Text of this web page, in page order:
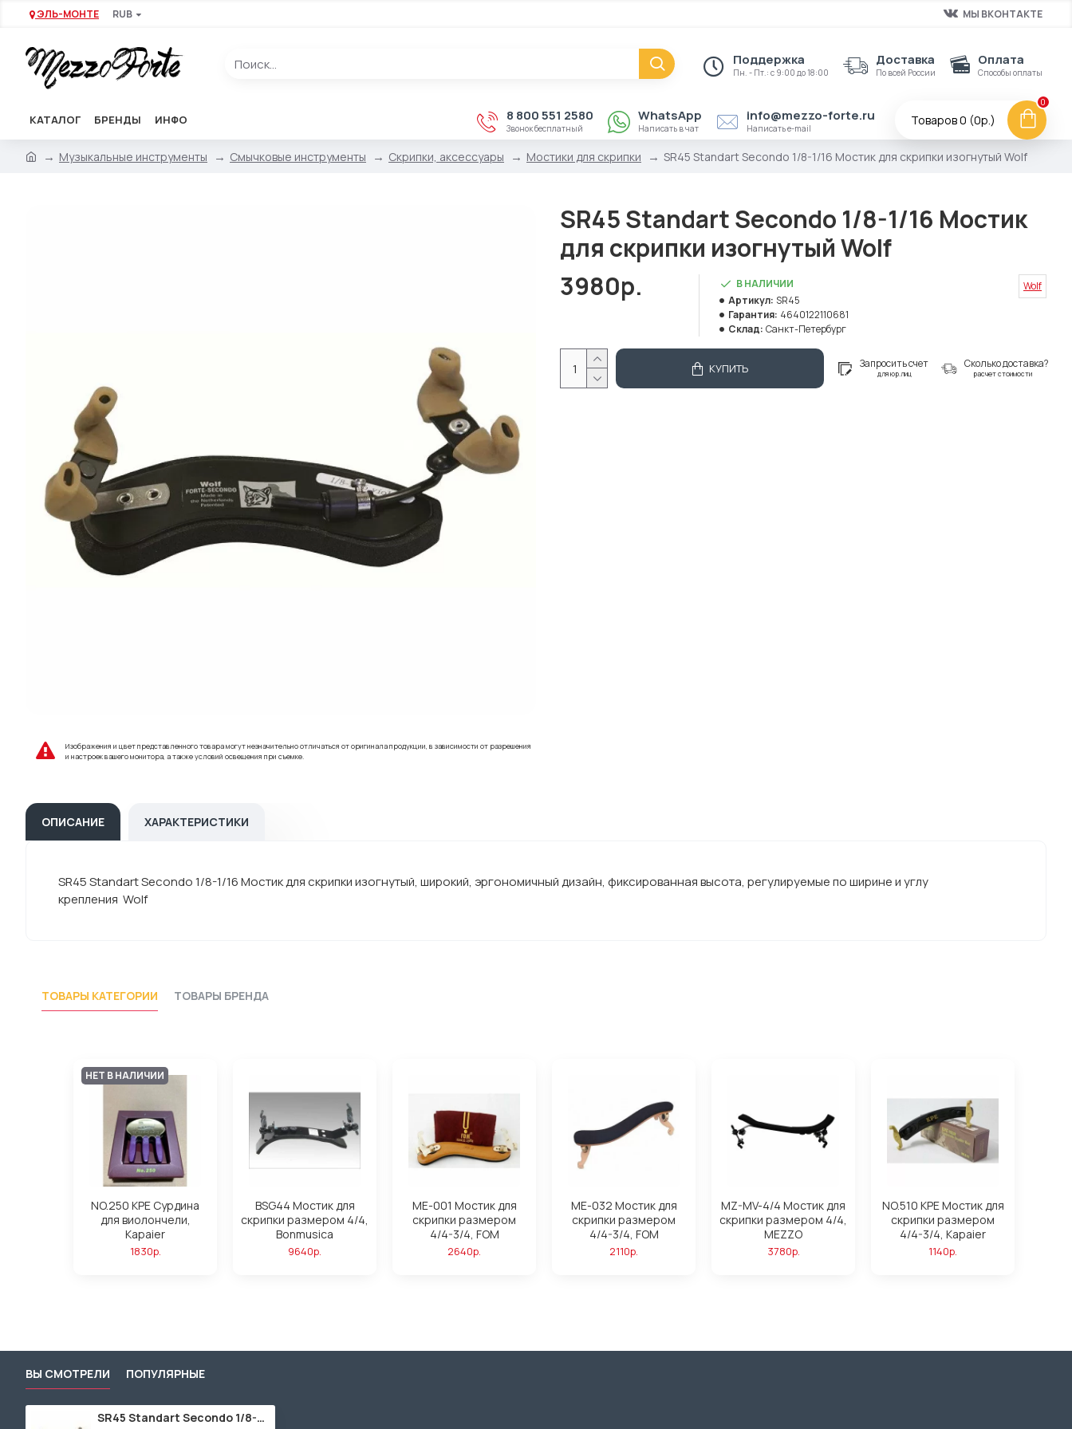
ЭЛЬ-МОНТЕ RUB МЫ ВКОНТАКТЕ
Поддержка
Пн. - Пт.: с 9:00 до 18:00
Доставка
По всей России
Оплата
Способы оплаты
КАТАЛОГ БРЕНДЫ ИНФО 8 800 551 2580
Звонок бесплатный
WhatsApp
Написать в чат
info@mezzo-forte.ru
Написать e-mail
Товаров 0 (0р.)
0
Музыкальные инструменты Смычковые инструменты Скрипки, аксессуары Мостики для скрипки SR45 Standart Secondo 1/8-1/16 Мостик для скрипки изогнутый Wolf
Изображения и цвет представленного товара могут незначительно отличаться от оригинала продукции, в зависимости от разрешения
и настроек вашего монитора, а также условий освещения при съемке.
SR45 Standart Secondo 1/8-1/16 Мостик
для скрипки изогнутый Wolf
3980р.
В НАЛИЧИИ
Артикул: SR45
Гарантия: 4640122110681
Склад: Санкт-Петербург
Wolf
КУПИТЬ Запросить счет
для юр.лиц
Сколько доставка?
расчет стоимости
ОПИСАНИЕ ХАРАКТЕРИСТИКИ
SR45 Standart Secondo 1/8-1/16 Мостик для скрипки изогнутый, широкий, эргономичный дизайн, фиксированная высота, регулируемые по ширине и углу
крепления Wolf
ТОВАРЫ КАТЕГОРИИ ТОВАРЫ БРЕНДА
НЕТ В НАЛИЧИИ
NO.250 KPE Сурдина
для виолончели,
Kapaier
1830р.
BSG44 Мостик для
скрипки размером 4/4,
Bonmusica
9640р.
ME-001 Мостик для
скрипки размером
4/4-3/4, FOM
2640р.
ME-032 Мостик для
скрипки размером
4/4-3/4, FOM
2110р.
MZ-MV-4/4 Мостик для
скрипки размером 4/4,
MEZZO
3780р.
NO.510 KPE Мостик для
скрипки размером
4/4-3/4, Kapaier
1140р.
ВЫ СМОТРЕЛИ ПОПУЛЯРНЫЕ
SR45 Standart Secondo 1/8-1/16 Мостик для скрипки изогнутый Wolf